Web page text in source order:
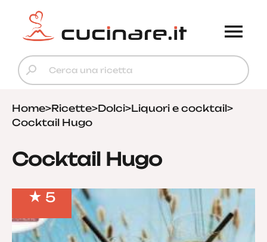
Home>Ricette>Dolci>Liquori e cocktail>
Cocktail Hugo
Cocktail Hugo
5